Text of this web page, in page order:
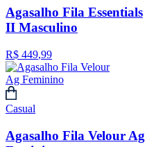
Agasalho Fila Essentials
II Masculino
R$ 449,99
Casual
Agasalho Fila Velour Ag